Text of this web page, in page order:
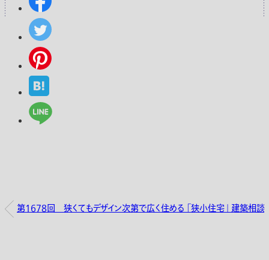
第1678回 狭くてもデザイン次第で広く住める 「狭小住宅」 建築相談